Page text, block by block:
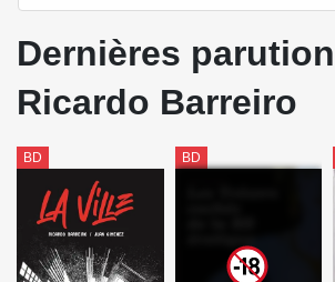
Dernières
Ricardo Barreiro
BD BD